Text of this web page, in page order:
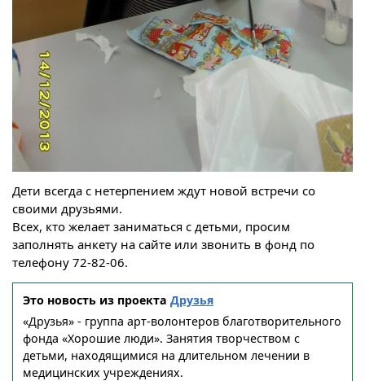
Дети всегда с нетерпением ждут новой встречи со
своими друзьями.
Всех, кто желает заниматься с детьми, просим
заполнять анкету на сайте или звонить в фонд по
телефону 72-82-06.
Это новость из проекта Друзья
«Друзья» - группа арт-волонтеров благотворительного
фонда «Хорошие люди». Занятия творчеством с
детьми, находящимися на длительном лечении в
медицинских учреждениях.